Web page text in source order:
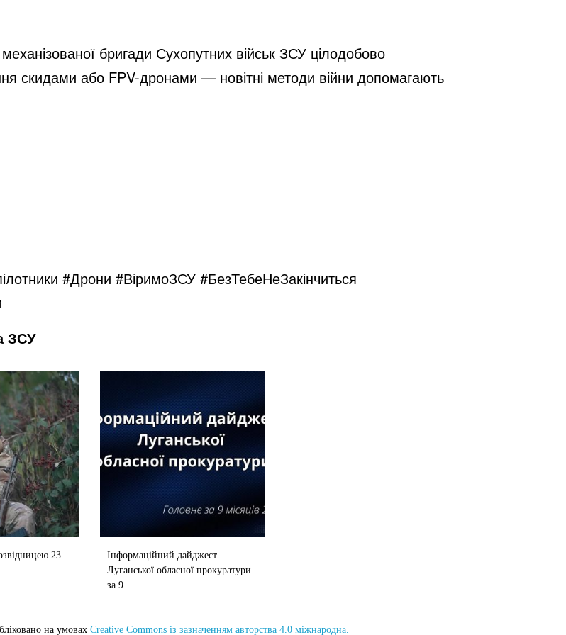
d
бригади Сухопутних військ ЗСУ цілодобово
скидами або FPV-дронами — новітні методи війни допомагають
#Дрони #ВіримоЗСУ #БезТебеНеЗакінчиться
ЗСУ
23
Інформаційний дайджест
Луганської обласної прокуратури
за 9...
на умовах Creative Commons із зазначенням авторства 4.0 міжнародна.